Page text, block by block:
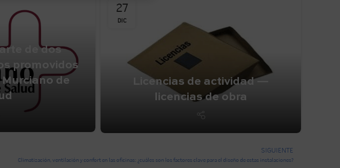
de dos
promovidos
de
27
DIC
Licencias de actividad —
licencias de obra
SIGUIENTE
Climatización, ventilación y confort en las oficinas: ¿cuáles son los factores clave para el diseño de estas instalaciones?